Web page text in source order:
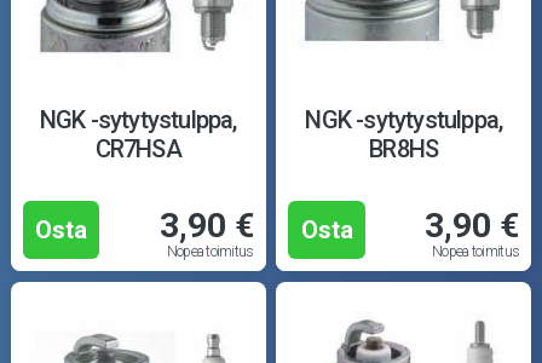
NGK -sytytystulppa,
CR7HSA
Osta 3,90 €
Nopea toimitus
NGK -sytytystulppa,
BR8HS
Osta 3,90 €
Nopea toimitus